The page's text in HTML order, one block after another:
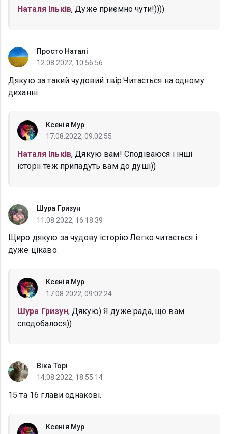
Наталя Ільків, Дуже приємно чути!))))
Просто Наталі
12.08.2022, 10:56:56
Дякую за такий чудовий твір.Читається на одному
диханні
Ксенія Мур
17.08.2022, 09:02:55
Наталя Ільків, Дякую вам! Сподіваюся і інші
історії теж припадуть вам до душі))
Шура Гризун
11.08.2022, 16:18:39
Щиро дякую за чудову історію.Легко читається і
дуже цікаво.
Ксенія Мур
17.08.2022, 09:02:24
Шура Гризун, Дякую) Я дуже рада, що вам
сподобалося))
Вiка Торi
14.08.2022, 18:55:14
15 та 16 глави однакові.
Ксенія Мур